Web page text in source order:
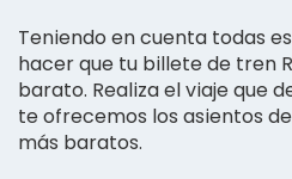
Teniendo en cuenta todas
hacer que tu billete de tren
barato. Realiza el viaje que
te ofrecemos los asientos
más baratos.